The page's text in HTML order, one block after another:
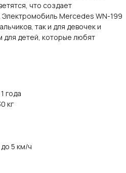
что создает
Mercedes WN-199
так и для девочек и
для детей, которые любят
года
кг
5 км/ч